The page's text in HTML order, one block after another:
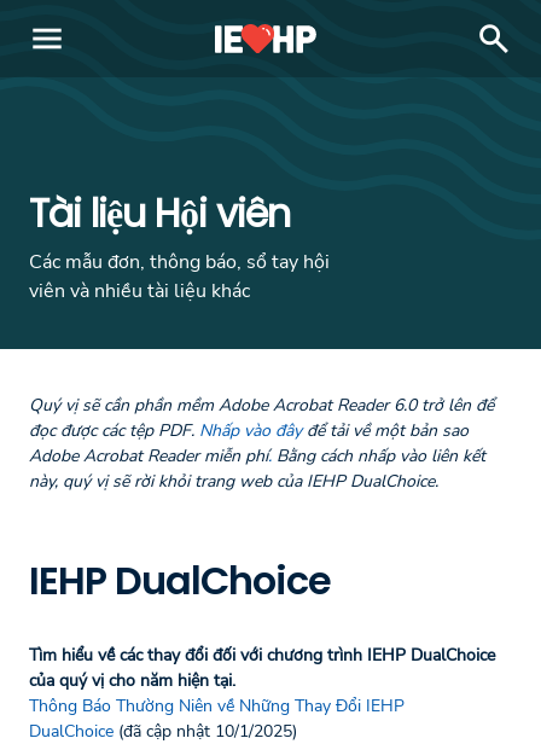
menu search
Tài liệu Hội viên
Các mẫu đơn, thông báo, sổ tay hội
viên và nhiều tài liệu khác
Quý vị sẽ cần phần mềm Adobe Acrobat Reader 6.0 trở lên để
đọc được các tệp PDF. Nhấp vào đâyđể tải về một bản sao
Adobe Acrobat Reader miễn phí.Bằng cách nhấp vào liên kết
này, quý vị sẽ rời khỏi trang web của IEHP DualChoice.
IEHP DualChoice
Tìm hiểu về các thay đổi đối với chương trình IEHP DualChoice
của quý vị cho năm hiện tại.
Thông Báo Thường Niên về Những Thay Đổi IEHP
DualChoice (đã cập nhật 10/1/2025)